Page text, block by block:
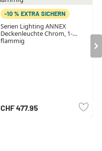
-10 % EXTRA SICHERN
Serien Lighting ANNEX
Deckenleuchte Chrom, 1-
flammig
CHF 477.95